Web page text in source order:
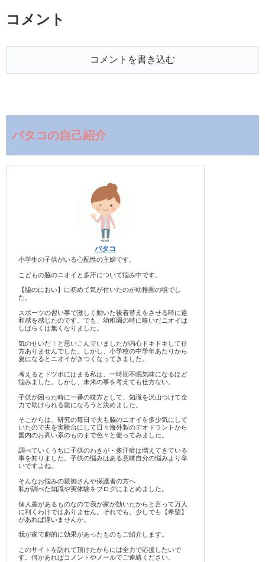
コメント
コメントを書き込む
バタコの自己紹介
バタコ
小学生の子供がいる心配性の主婦です。
こどもの脇のニオイと多汗について悩み中です。
【脇のにおい】に初めて気が付いたのが幼稚園の頃でし
た。
スポーツの習い事で激しく動いた後着替えをさせる時に違
和感を感じたのです。でも、幼稚園の時に嗅いだニオイは
しばらくは無くなりました。
気のせいだ！と思いこんでいましたが内心ドキドキして仕
方ありませんでした。しかし、小学校の中学年あたりから
夏になるとニオイがきつくなってきました。
考えるとドツボにはまる私は、一時期不眠気味になるほど
悩みました。しかし、未来の事を考えても仕方ない。
子供が困った時に一番の味方として、知識を沢山つけて全
力で助けられる親になろうと決めました。
そこからは、研究の毎日で夫も脇のニオイを多少気にして
いたので夫を実験台にして日々海外製のデオドラントから
国内のお高い系のものまで色々と使ってみました。
調べていくうちに子供のわきが・多汗症は増えてきている
事を知りました。子供の悩みはある意味自分の悩みより辛
いですよね。
そんなお悩みの親御さんや保護者の方へ
私が調べた知識や実体験をブログにまとめました。
個人差があるものなので我が家が効いたからと言って万人
に利くわけではありません。それでも、少しでも【希望】
があれば違いませんか。
我が家で劇的に効果があったものもご紹介します。
このサイトを訪れて頂けたからには全力で応援したいで
す。何かあればコメントやメールでご連絡ください。